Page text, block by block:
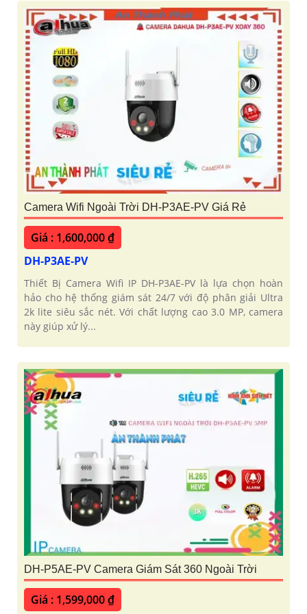
Camera Wifi Ngoài Trời DH-P3AE-PV Giá Rẻ
Giá : 1,600,000 ₫
DH-P3AE-PV
Thiết Bị Camera Wifi IP DH-P3AE-PV là lựa chọn hoàn
hảo cho hệ thống giám sát 24/7 với độ phân giải Ultra
2k lite siêu sắc nét. Với chất lượng cao 3.0 MP, camera
này giúp xử lý...
DH-P5AE-PV Camera Giám Sát 360 Ngoài Trời
Giá : 1,599,000 ₫